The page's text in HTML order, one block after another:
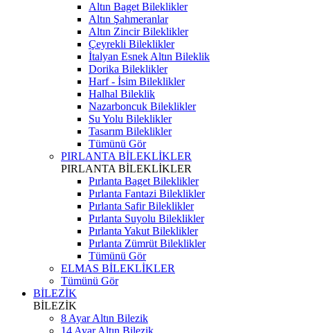
Altın Baget Bileklikler
Altın Şahmeranlar
Altın Zincir Bileklikler
Çeyrekli Bileklikler
İtalyan Esnek Altın Bileklik
Dorika Bileklikler
Harf - İsim Bileklikler
Halhal Bileklik
Nazarboncuk Bileklikler
Su Yolu Bileklikler
Tasarım Bileklikler
Tümünü Gör
PIRLANTA BİLEKLİKLER
PIRLANTA BİLEKLİKLER
Pırlanta Baget Bileklikler
Pırlanta Fantazi Bileklikler
Pırlanta Safir Bileklikler
Pırlanta Suyolu Bileklikler
Pırlanta Yakut Bileklikler
Pırlanta Zümrüt Bileklikler
Tümünü Gör
ELMAS BİLEKLİKLER
Tümünü Gör
BİLEZİK
BİLEZİK
8 Ayar Altın Bilezik
14 Ayar Altın Bilezik